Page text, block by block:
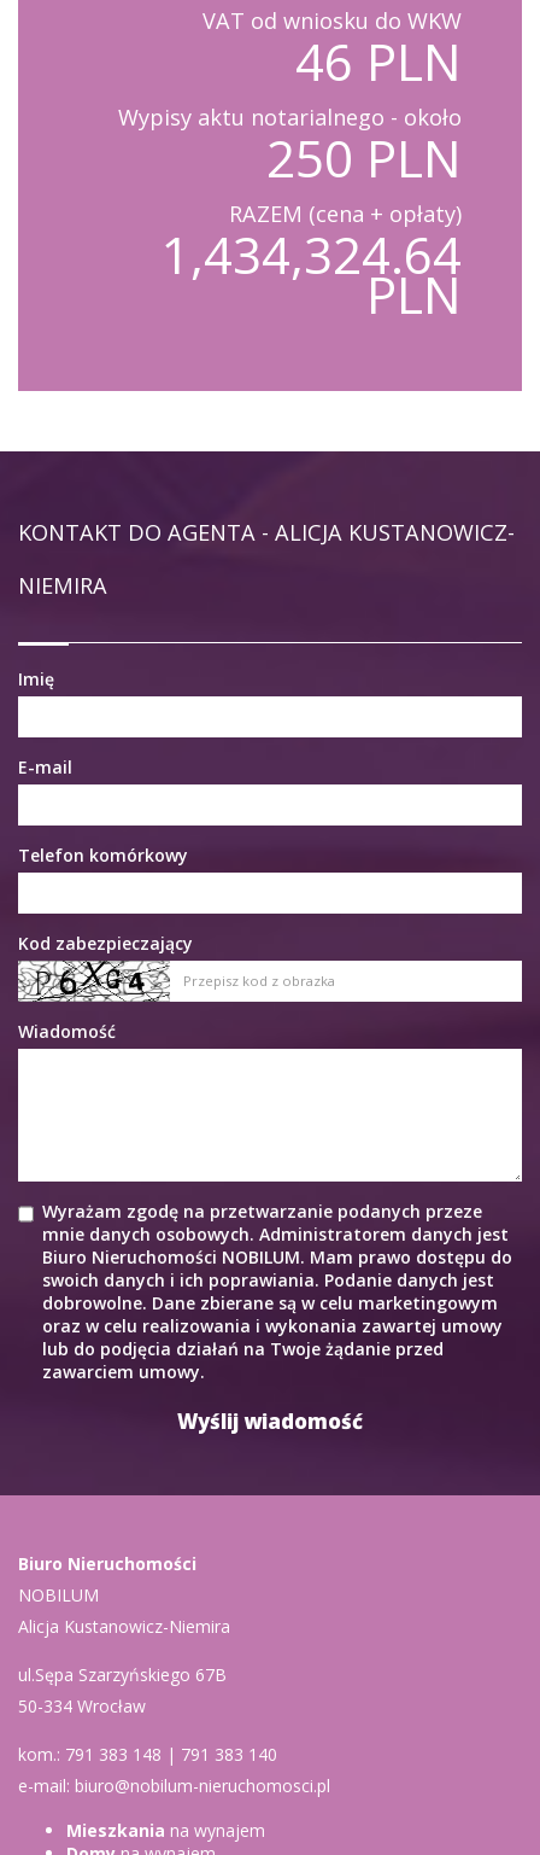
VAT od wniosku do WKW
46 PLN
Wypisy aktu notarialnego - około
250 PLN
RAZEM (cena + opłaty)
1,434,324.64
PLN
KONTAKT DO AGENTA - ALICJA KUSTANOWICZ-
NIEMIRA
Imię
E-mail
Telefon komórkowy
Kod zabezpieczający
Wiadomość
Wyrażam zgodę na przetwarzanie podanych przeze
mnie danych osobowych. Administratorem danych jest
Biuro Nieruchomości NOBILUM. Mam prawo dostępu do
swoich danych i ich poprawiania. Podanie danych jest
dobrowolne. Dane zbierane są w celu marketingowym
oraz w celu realizowania i wykonania zawartej umowy
lub do podjęcia działań na Twoje żądanie przed
zawarciem umowy.
Biuro Nieruchomości
NOBILUM
Alicja Kustanowicz-Niemira
ul.Sępa Szarzyńskiego 67B
50-334 Wrocław
kom.: 791 383 148 | 791 383 140
e-mail: biuro@nobilum-nieruchomosci.pl
Mieszkania na wynajem